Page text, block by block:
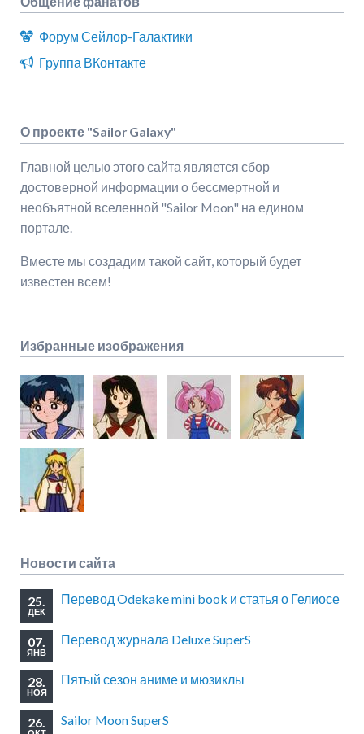
Форум Сейлор-Галактики
Группа ВКонтакте
О проекте "Sailor Galaxy"
Главной целью этого сайта является сбор
достоверной информации о бессмертной и
необъятной вселенной "Sailor Moon" на едином
портале.
Вместе мы создадим такой сайт, который будет
известен всем!
Избранные изображения
Новости сайта
25.
ДЕК
Перевод Odekake mini book и статья о Гелиосе
07.
ЯНВ
Перевод журнала Deluxe SuperS
28.
НОЯ
Пятый сезон аниме и мюзиклы
26. Sailor Moon SuperS